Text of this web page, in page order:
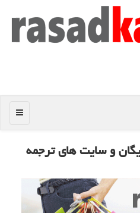
منو
و سایت های ترجمه